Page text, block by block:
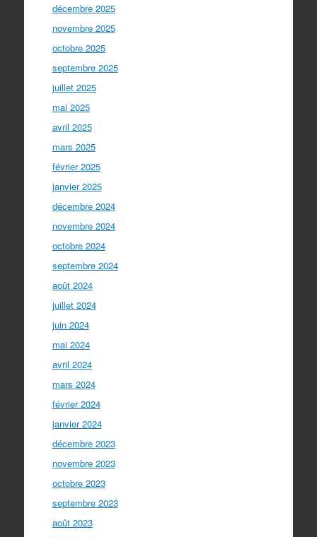
décembre 2025
novembre 2025
octobre 2025
septembre 2025
juillet 2025
mai 2025
avril 2025
mars 2025
février 2025
janvier 2025
décembre 2024
novembre 2024
octobre 2024
septembre 2024
août 2024
juillet 2024
juin 2024
mai 2024
avril 2024
mars 2024
février 2024
janvier 2024
décembre 2023
novembre 2023
octobre 2023
septembre 2023
août 2023